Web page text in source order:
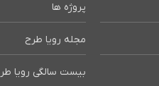
پروژه ها
مجله رویا طرح
بیست سالگی رویا